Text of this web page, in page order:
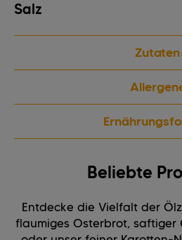
Salz
Zutaten
Beliebte
Entdecke die Vielfalt der
flaumiges Osterbrot, saftiger